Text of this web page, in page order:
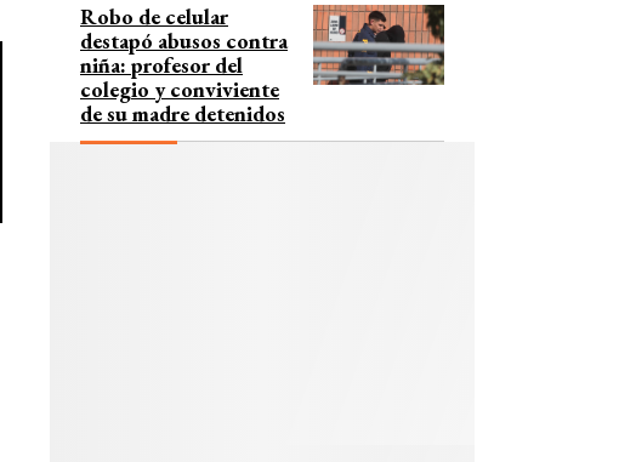
Robo de celular
destapó abusos contra
niña: profesor del
colegio y conviviente
de su madre detenidos